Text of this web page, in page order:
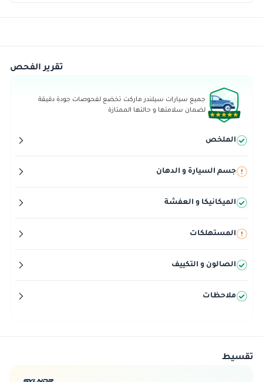
تقرير الفحص
جميع سيارات سيلندر ماركت تخضع لفحوصات جودة دقيقة
لضمان سلامتها و حالتها الممتازة
الملخص
جسم السيارة و الدهان
الميكانيكا و العفشة
المستهلكات
الصالون و التكييف
ملاحظات
تقسيط